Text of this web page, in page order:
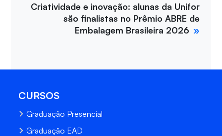
Criatividade e inovação: alunas da Unifor
são finalistas no Prêmio ABRE de
Embalagem Brasileira 2026
CURSOS
Graduação Presencial
Graduação EAD